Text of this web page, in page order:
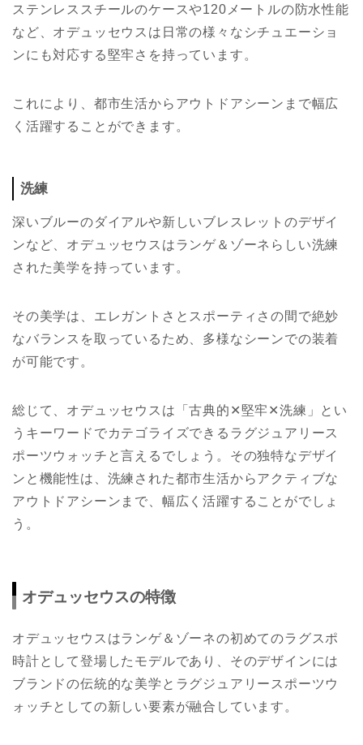
ステンレススチールのケースや120メートルの防水性能
など、オデュッセウスは日常の様々なシチュエーショ
ンにも対応する堅牢さを持っています。
これにより、都市生活からアウトドアシーンまで幅広
く活躍することができます。
洗練
深いブルーのダイアルや新しいブレスレットのデザイ
ンなど、オデュッセウスはランゲ＆ゾーネらしい洗練
された美学を持っています。
その美学は、エレガントさとスポーティさの間で絶妙
なバランスを取っているため、多様なシーンでの装着
が可能です。
総じて、オデュッセウスは「古典的✕堅牢✕洗練」とい
うキーワードでカテゴライズできるラグジュアリース
ポーツウォッチと言えるでしょう。その独特なデザイ
ンと機能性は、洗練された都市生活からアクティブな
アウトドアシーンまで、幅広く活躍することがでしょ
う。
オデュッセウスの特徴
オデュッセウスはランゲ＆ゾーネの初めてのラグスポ
時計として登場したモデルであり、そのデザインには
ブランドの伝統的な美学とラグジュアリースポーツウ
ォッチとしての新しい要素が融合しています。